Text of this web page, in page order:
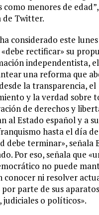
como menores de
de Twitter.
considerado este
rectificar» su
independentista,
una reforma que
la transparencia, el
y la verdad sobre
de derechos y
al Estado español y a
hasta el día
debe terminar», señala
Por eso, señala que
no puede
conocer ni resolver
parte de sus
judiciales o políticos».